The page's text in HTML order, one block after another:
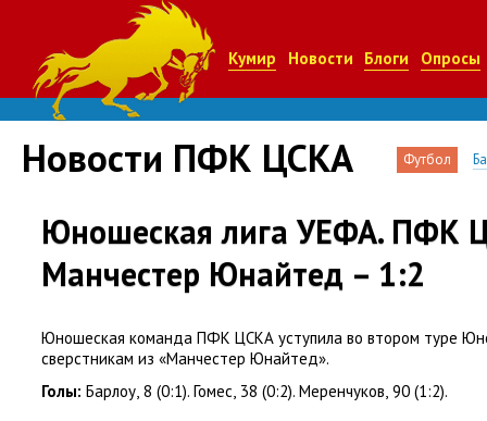
Кумир Новости Блоги Опросы
Новости ПФК ЦСКА Футбол
Юношеская лига УЕФА. ПФК
Манчестер Юнайтед – 1:2
Юношеская команда ПФК ЦСКА уступила во втором туре
сверстникам из «Манчестер Юнайтед».
Голы: Барлоу, 8 (0:1). Гомес, 38 (0:2). Меренчуков, 90 (1:2).